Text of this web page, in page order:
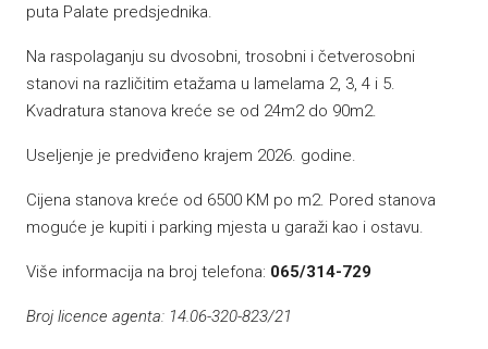
puta Palate predsjednika.
Na raspolaganju su dvosobni, trosobni i četverosobni
stanovi na različitim etažama u lamelama 2, 3, 4 i 5.
Kvadratura stanova kreće se od 24m2 do 90m2.
Useljenje je predviđeno krajem 2026. godine.
Cijena stanova kreće od 6500 KM po m2. Pored stanova
moguće je kupiti i parking mjesta u garaži kao i ostavu.
Više informacija na broj telefona: 065/314-729
Broj licence agenta: 14.06-320-823/21